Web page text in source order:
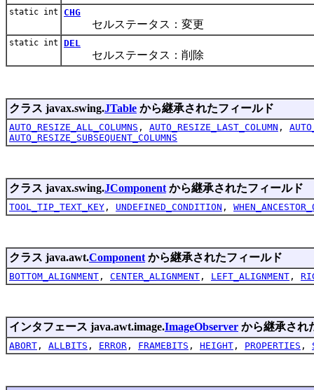
static int CHG
セルステータス：変更
static int DEL
セルステータス：削除
クラス javax.swing.JTable から継承されたフィールド
AUTO_RESIZE_ALL_COLUMNS , AUTO_RESIZE_LAST_COLUMN ,
AUTO_RESIZE_SUBSEQUENT_COLUMNS
クラス javax.swing.JComponent から継承されたフィールド
TOOL_TIP_TEXT_KEY , UNDEFINED_CONDITION ,
クラス java.awt.Component から継承されたフィールド
BOTTOM_ALIGNMENT , CENTER_ALIGNMENT , LEFT_ALIGNMENT ,
インタフェース java.awt.image.ImageObserver から継承され
ABORT , ALLBITS , ERROR , FRAMEBITS , HEIGHT , PROPERTIES ,